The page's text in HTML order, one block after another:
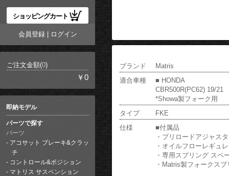
ショッピングカート
会員登録| ログイン
ご注文金額(0)
￥0
即納モデル
パーツで探す
パーツ
アコサット ブレーキ&クラッ
チ
コントロール&ポジション
マトリス サスペンション
ブランド
Matris
適合車種
■ HONDA
CBR500R(PC62) 19/21
*Showa製フォーク用
タイプ
FKE
仕様
■付属品
・プリロードアジャス
・オイルフローレギュ
・専用スプリング スペ
・Matris製フォークスプ